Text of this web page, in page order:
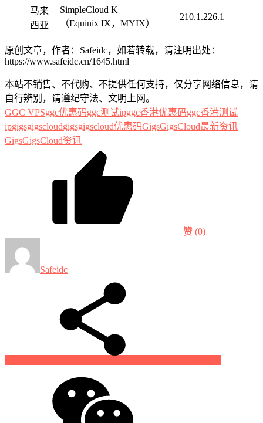
马来
西亚
SimpleCloud K
（Equinix IX，MYIX）
210.1.226.1
原创文章，作者：Safeidc，如若转载，请注明出处：
https://www.safeidc.cn/1645.html
本站不销售、不代购、不提供任何支持，仅分享网络信息，请
自行辨别，请遵纪守法、文明上网。
GGC VPSggc优惠码ggc测试ipggc香港优惠码ggc香港测试
ipgigsgigscloudgigsgigscloud优惠码GigsGigsCloud最新资讯
GigsGigsCloud资讯
赞 (0)
Safeidc